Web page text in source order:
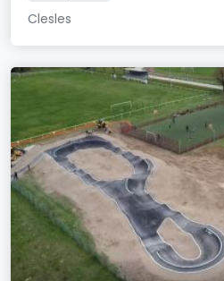
Clesles